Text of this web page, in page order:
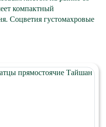
компактный
Соцветия густомахровые